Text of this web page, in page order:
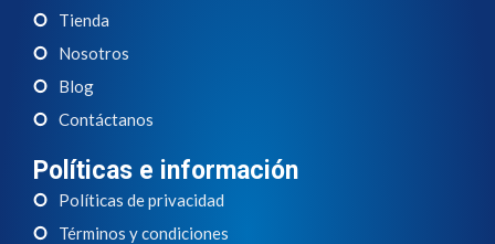
Tienda
Nosotros
Blog
Contáctanos
Políticas e información
Políticas de privacidad
Términos y condiciones